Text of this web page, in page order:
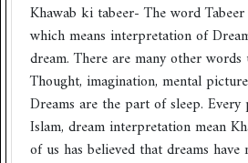
Khawab ki tabeer- The word
which means interpretation of
dream. There are many other
Thought, imagination, mental
Dreams are the part of sleep.
Islam, dream interpretation mean
of us has believed that dreams have